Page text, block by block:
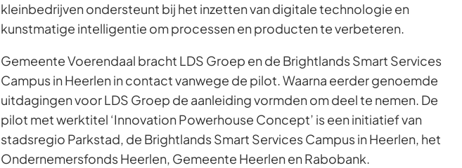
kleinbedrijven ondersteunt bij het inzetten van digitale technologie en
kunstmatige intelligentie om processen en producten te verbeteren.
Gemeente Voerendaal bracht LDS Groep en de Brightlands Smart Services
Campus in Heerlen in contact vanwege de pilot. Waarna eerder genoemde
uitdagingen voor LDS Groep de aanleiding vormden om deel te nemen. De
pilot met werktitel ‘Innovation Powerhouse Concept’ is een initiatief van
stadsregio Parkstad, de Brightlands Smart Services Campus in Heerlen, het
Ondernemersfonds Heerlen, Gemeente Heerlen en Rabobank.